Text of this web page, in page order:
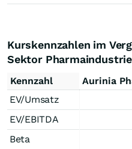
Kurskennzahlen im
Sektor Pharmaindustrie
Kennzahl Aurinia
EV/Umsatz
EV/EBITDA
Beta